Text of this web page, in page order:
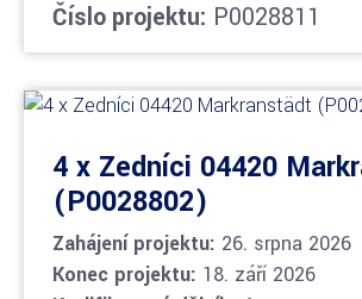
Číslo projektu: P0028811
4 x Zedníci 04420
(P0028802)
Zahájení projektu: 26. srpna 2026
Konec projektu: 18. září 2026